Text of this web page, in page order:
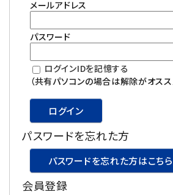
カテゴリから探す
冷凍食品
スイーツ
お菓子
酒類
日用品
メールアドレス
パスワード
ログインIDを記憶する
（共有パソコンの場合は解除がオスス
ログイン
パスワードを忘れた方
パスワードを忘れた方はこちら
会員登録